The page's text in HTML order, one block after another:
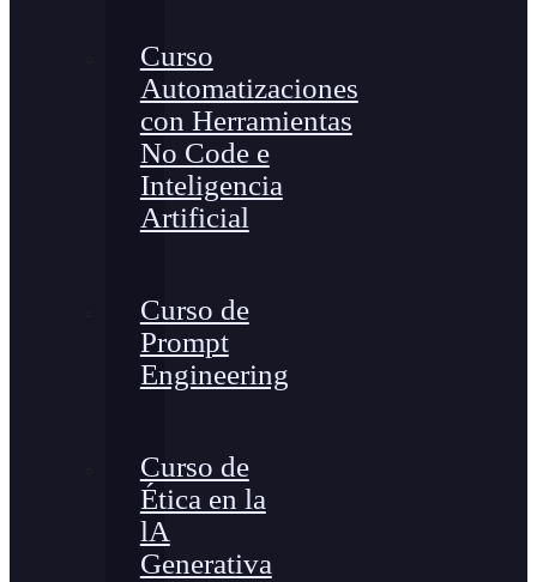
Curso
Automatizaciones
con Herramientas
No Code e
Inteligencia
Artificial
Curso de
Prompt
Engineering
Curso de
Ética en la
lA
Generativa